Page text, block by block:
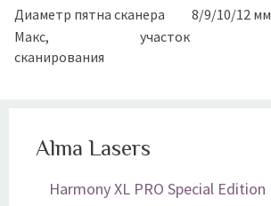
Диаметр пятна сканера
8/9/10/12 мм
Макс, участок
сканирования
Alma Lasers
Harmony XL PRO Special Edition